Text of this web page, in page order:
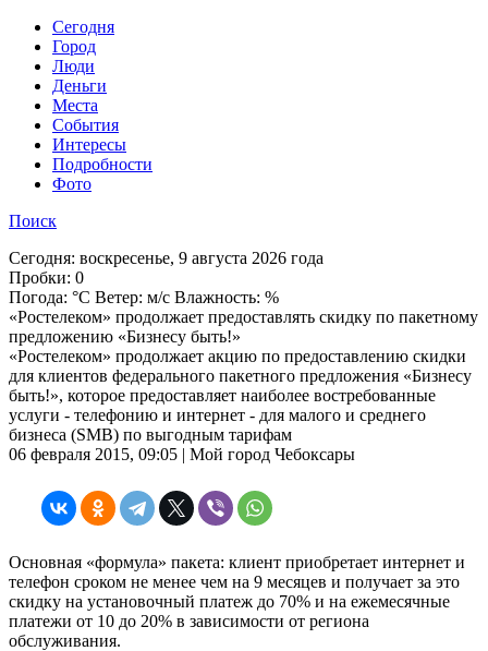
Cегодня
Город
Люди
Деньги
Места
События
Интересы
Подробности
Фото
Поиск
Сегодня: воскресенье, 9 августа 2026 года
Пробки: 0
Погода: °C Ветер: м/с Влажность: %
«Ростелеком» продолжает предоставлять скидку по пакетному
предложению «Бизнесу быть!»
«Ростелеком» продолжает акцию по предоставлению скидки
для клиентов федерального пакетного предложения «Бизнесу
быть!», которое предоставляет наиболее востребованные
услуги - телефонию и интернет - для малого и среднего
бизнеса (SMB) по выгодным тарифам
06 февраля 2015, 09:05 | Мой город Чебоксары
Основная «формула» пакета: клиент приобретает интернет и
телефон сроком не менее чем на 9 месяцев и получает за это
скидку на установочный платеж до 70% и на ежемесячные
платежи от 10 до 20% в зависимости от региона
обслуживания.